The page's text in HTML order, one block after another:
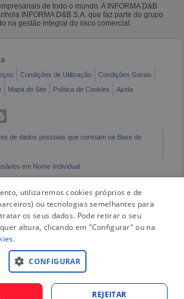
de todo o mundo. A INFORMA D&B
INFORMA D&B S.A. que faz parte do grupo
na gestão integral do risco comercial.
Condições de Utilização
Condições Gerais
Mapa do Site Política de Cookies Ajuda
de dados pessoais que constam na Base de
em Nome Individual
utilizaremos cookies próprios e de
ou tecnologias semelhantes para
os seus dados. Pode retirar o seu
altura, clicando em "Configurar" ou na
.
CONFIGURAR
REJEITAR